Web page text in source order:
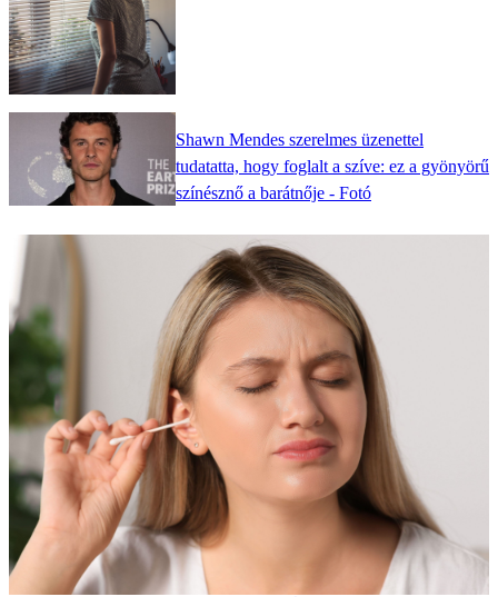
Shawn Mendes szerelmes üzenettel
tudatatta, hogy foglalt a szíve: ez a gyönyörű
színésznő a barátnője - Fotó